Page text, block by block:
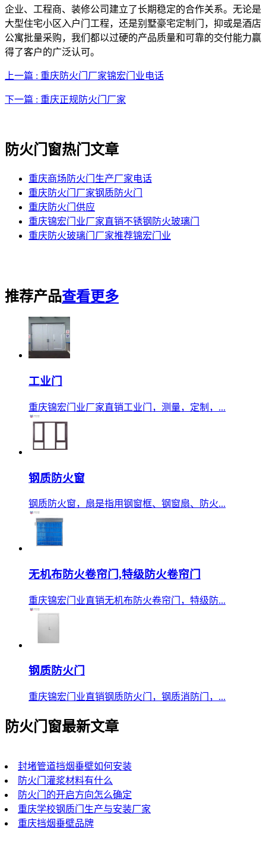
企业、工程商、装修公司建立了长期稳定的合作关系。无论是
大型住宅小区入户门工程，还是别墅豪宅定制门，抑或是酒店
公寓批量采购，我们都以过硬的产品质量和可靠的交付能力赢
得了客户的广泛认可。
上一篇 : 重庆防火门厂家锦宏门业电话
下一篇 : 重庆正规防火门厂家
防火门窗热门文章
重庆商场防火门生产厂家电话
重庆防火门厂家钢质防火门
重庆防火门供应
重庆锦宏门业厂家直销不锈钢防火玻璃门
重庆防火玻璃门厂家推荐锦宏门业
推荐产品查看更多
工业门
重庆锦宏门业厂家直销工业门，测量，定制，...
钢质防火窗
钢质防火窗，扇是指用钢窗框、钢窗扇、防火...
无机布防火卷帘门,特级防火卷帘门
重庆锦宏门业直销无机布防火卷帘门，特级防...
钢质防火门
重庆锦宏门业直销钢质防火门，钢质消防门，...
防火门窗最新文章
封堵管道挡烟垂壁如何安装
防火门灌浆材料有什么
防火门的开启方向怎么确定
重庆学校钢质门生产与安装厂家
重庆挡烟垂壁品牌